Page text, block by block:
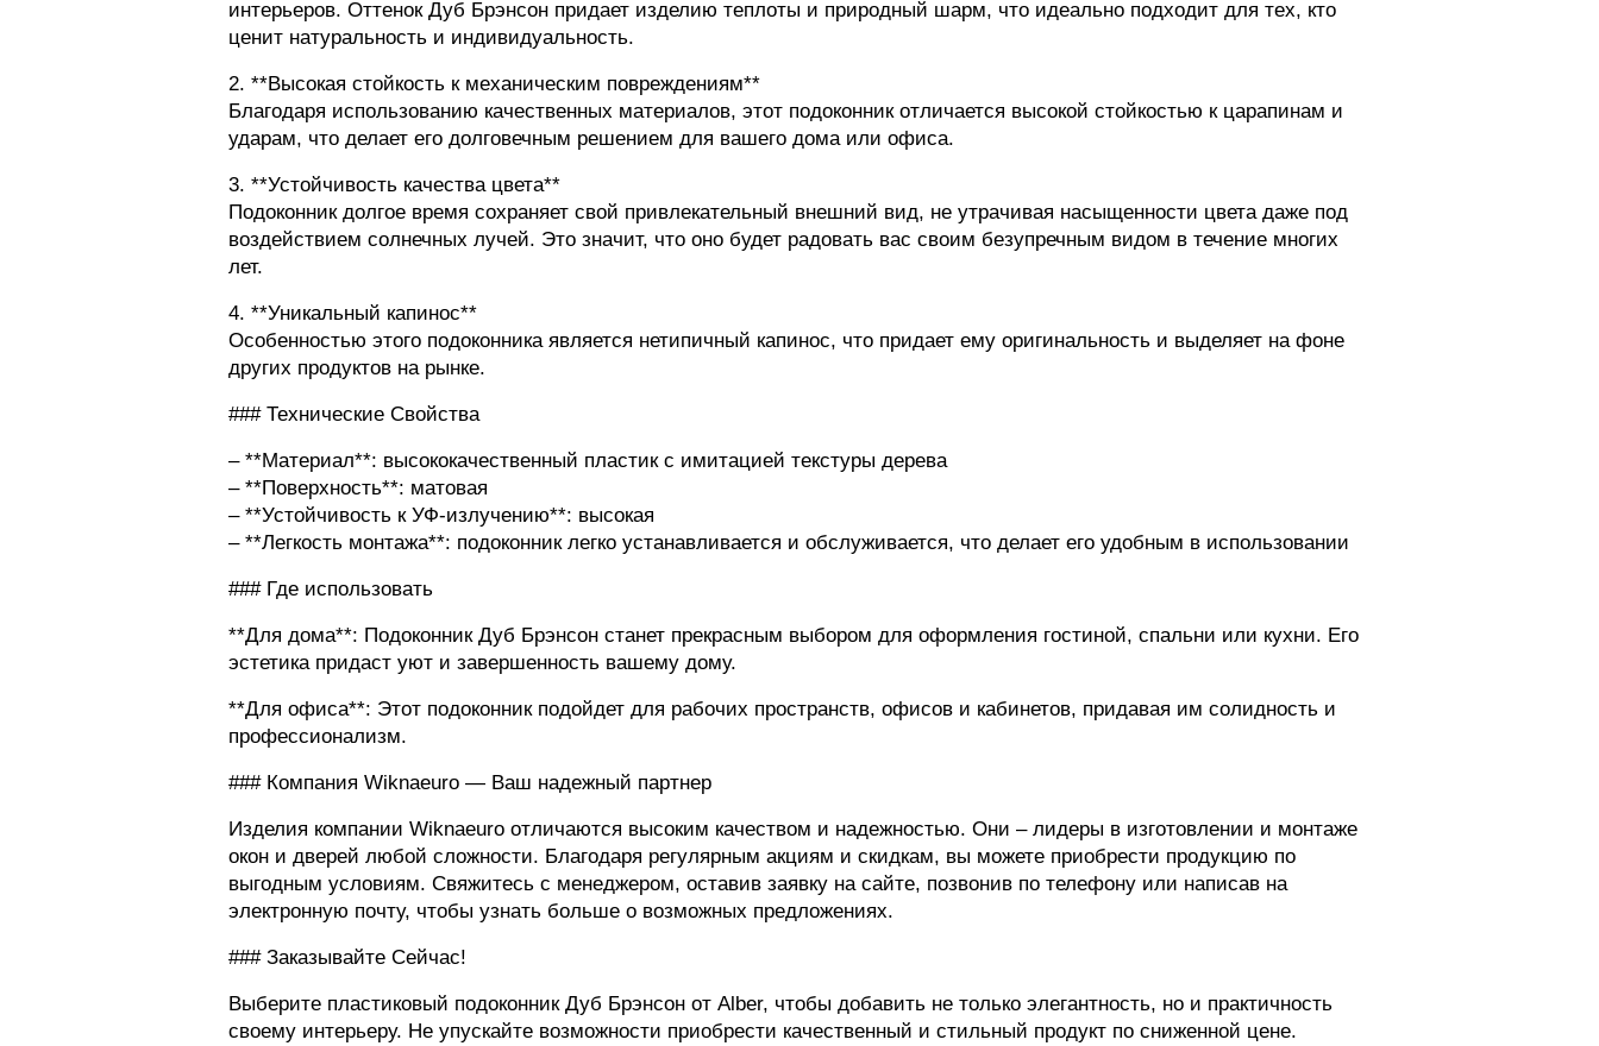
интерьеров. Оттенок Дуб Брэнсон придает изделию теплоты и природный шарм, что идеально подходит для тех, кто
ценит натуральность и индивидуальность.
2. **Высокая стойкость к механическим повреждениям**
Благодаря использованию качественных материалов, этот подоконник отличается высокой стойкостью к царапинам и
ударам, что делает его долговечным решением для вашего дома или офиса.
3. **Устойчивость качества цвета**
Подоконник долгое время сохраняет свой привлекательный внешний вид, не утрачивая насыщенности цвета даже под
воздействием солнечных лучей. Это значит, что оно будет радовать вас своим безупречным видом в течение многих
лет.
4. **Уникальный капинос**
Особенностью этого подоконника является нетипичный капинос, что придает ему оригинальность и выделяет на фоне
других продуктов на рынке.
### Технические Свойства
– **Материал**: высококачественный пластик с имитацией текстуры дерева
– **Поверхность**: матовая
– **Устойчивость к УФ-излучению**: высокая
– **Легкость монтажа**: подоконник легко устанавливается и обслуживается, что делает его удобным в использовании
### Где использовать
**Для дома**: Подоконник Дуб Брэнсон станет прекрасным выбором для оформления гостиной, спальни или кухни. Его
эстетика придаст уют и завершенность вашему дому.
**Для офиса**: Этот подоконник подойдет для рабочих пространств, офисов и кабинетов, придавая им солидность и
профессионализм.
### Компания Wiknaeuro — Ваш надежный партнер
Изделия компании Wiknaeuro отличаются высоким качеством и надежностью. Они – лидеры в изготовлении и монтаже
окон и дверей любой сложности. Благодаря регулярным акциям и скидкам, вы можете приобрести продукцию по
выгодным условиям. Свяжитесь с менеджером, оставив заявку на сайте, позвонив по телефону или написав на
электронную почту, чтобы узнать больше о возможных предложениях.
### Заказывайте Сейчас!
Выберите пластиковый подоконник Дуб Брэнсон от Alber, чтобы добавить не только элегантность, но и практичность
своему интерьеру. Не упускайте возможности приобрести качественный и стильный продукт по сниженной цене.